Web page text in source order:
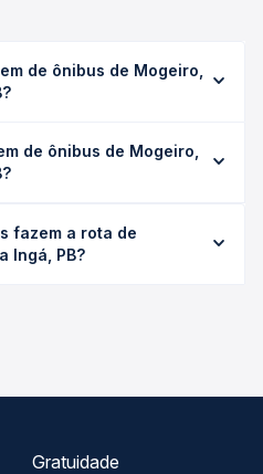
de ônibus de Mogeiro,
variar conforme a
executivo ou
desejada.
de ônibus de Mogeiro,
média não identificado e
a empresa, o tipo de
fazem a rota de
Ingá, PB?
Gratuidade